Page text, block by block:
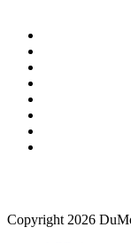
Copyright 2026